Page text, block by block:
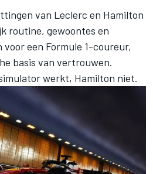
van Leclerc en Hamilton
routine, gewoontes en
een Formule 1-coureur,
basis van vertrouwen.
werkt, Hamilton niet.